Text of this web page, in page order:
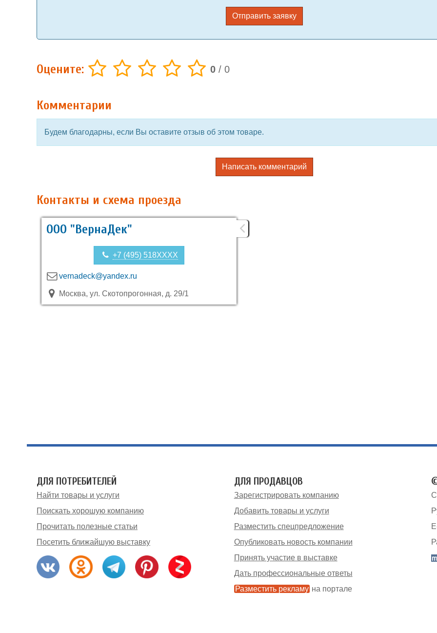
Отправить заявку
Оцените: 0 / 0
Комментарии
Будем благодарны, если Вы оставите отзыв об этом товаре.
Написать комментарий
Контакты и схема проезда
ООО "ВернаДек"
+7 (495) 518XXXX
vernadeck@yandex.ru
Москва, ул. Скотопрогонная, д. 29/1
ДЛЯ ПОТРЕБИТЕЛЕЙ
Найти товары и услуги
Поискать хорошую компанию
Прочитать полезные статьи
Посетить ближайшую выставку
ДЛЯ ПРОДАВЦОВ
Зарегистрировать компанию
Добавить товары и услуги
Разместить спецпредложение
Опубликовать новость компании
Принять участие в выставке
Дать профессиональные ответы
Разместить рекламу на портале